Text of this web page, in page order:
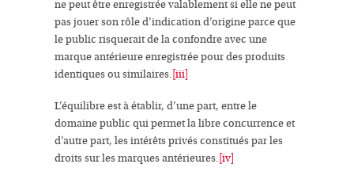
ne peut être enregistrée valablement si elle ne peut
pas jouer sonrôle d’indication d’origineparce que
le public risquerait de laconfondreavec une
marque antérieure enregistrée pour des produits
identiques ou similaires.[iii]
L’équilibre est à établir, d’une part, entre le
domaine public qui permet lalibre concurrenceet
d’autre part, les intérêts privésconstitués par les
droits sur lesmarques antérieures.[iv]